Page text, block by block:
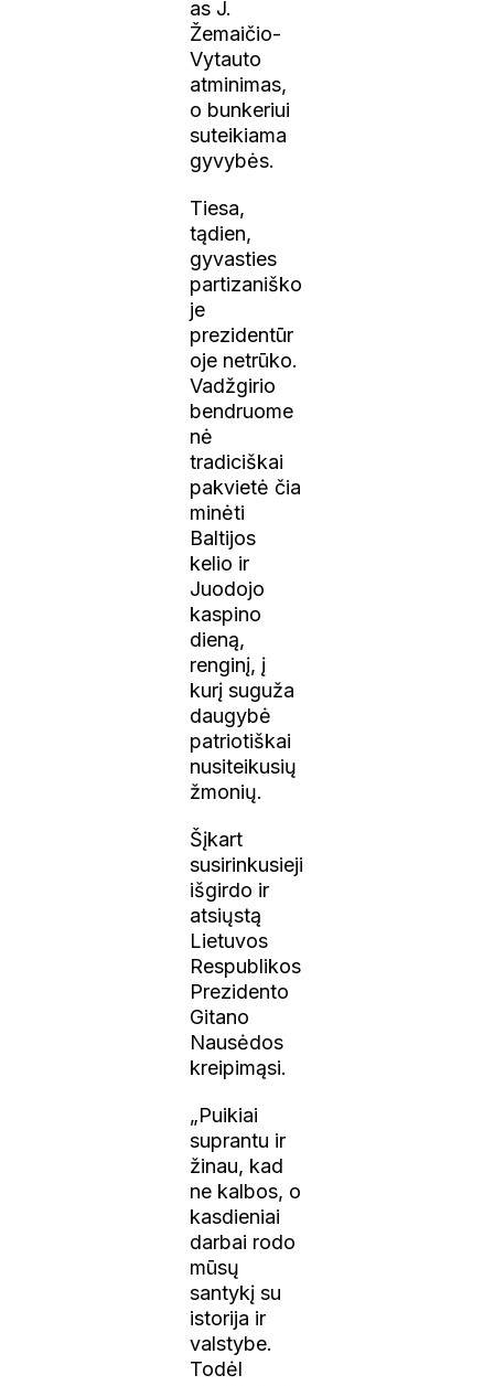
as J.
Žemaičio-
Vytauto
atminimas,
o bunkeriui
suteikiama
gyvybės.
Tiesa,
tądien,
gyvasties
partizaniško
je
prezidentūr
oje netrūko.
Vadžgirio
bendruome
nė
tradiciškai
pakvietė čia
minėti
Baltijos
kelio ir
Juodojo
kaspino
dieną,
renginį, į
kurį suguža
daugybė
patriotiškai
nusiteikusių
žmonių.
Šįkart
susirinkusieji
išgirdo ir
atsiųstą
Lietuvos
Respublikos
Prezidento
Gitano
Nausėdos
kreipimąsi.
„Puikiai
suprantu ir
žinau, kad
ne kalbos, o
kasdieniai
darbai rodo
mūsų
santykį su
istorija ir
valstybe.
Todėl